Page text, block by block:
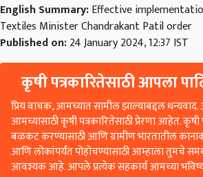
English Summary:Effective
Textiles Minister Chandrakant Patil order
Published on:24 January 2024, 12:37 IST
कृषी पत्रकारितेसाठी आपला
प्रिय वाचक, आमच्यात सामील झाल्याबद्दल
आमच्यासाठी कृषी पत्रकारितेसाठी प्रेरणा आहेत.
बळकट करण्यासाठी आणि ग्रामीण भारतातील
आणि लोकांपर्यंत पोहोचण्यासाठी आम्हाला तुमचे
आवश्यक आहे. आपले प्रत्येक सहकार्य आमच्या